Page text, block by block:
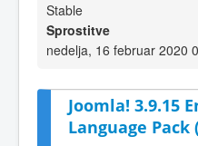
Stable
Sprostitve
nedelja, 16 februar 2020
Joomla! 3.9.15
Language Pack